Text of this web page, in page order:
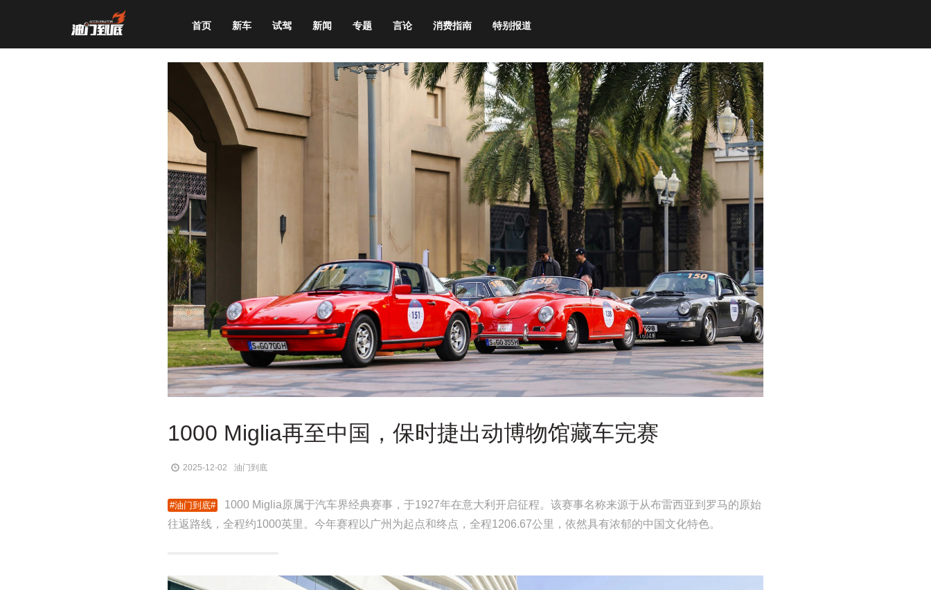
首页 新车 试驾 新闻 专题 言论 消费指南 特别报道
1000 Miglia再至中国，保时捷出动博物馆藏车完赛
2025-12-02 油门到底
1000 Miglia原属于汽车界经典赛事，于1927年在意大利开启征程。该赛事名称来源于从布雷西亚到罗马的原始
往返路线，全程约1000英里。今年赛程以广州为起点和终点，全程1206.67公里，依然具有浓郁的中国文化特色。